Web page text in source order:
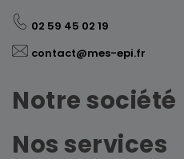
02 59 45 02 19
contact@mes-epi.fr
Notre société
Nos services